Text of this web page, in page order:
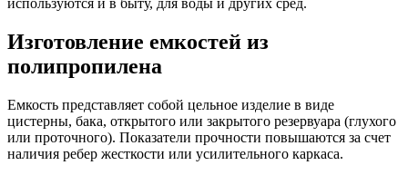
Изготовление емкостей из
полипропилена
Емкость представляет собой цельное изделие в виде
цистерны, бака, открытого или закрытого резервуара (глухого
или проточного). Показатели прочности повышаются за счет
наличия ребер жесткости или усилительного каркаса.